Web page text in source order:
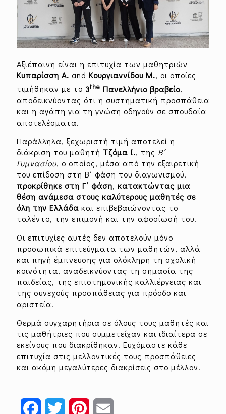
Αξιέπαινη είναι η επιτυχία των μαθητριών
Κυπαρίσση Α. and Κουργιαννίδου Μ., οι οποίες
τιμήθηκαν με το 3the Πανελλήνιο βραβείο,
αποδεικνύοντας ότι η συστηματική προσπάθεια
και η αγάπη για τη γνώση οδηγούν σε σπουδαία
αποτελέσματα.
Παράλληλα, ξεχωριστή τιμή αποτελεί η
διάκριση του μαθητή Τζόμα Ι., της Β΄
Γυμνασίου, ο οποίος, μέσα από την εξαιρετική
του επίδοση στη Β΄ φάση του διαγωνισμού,
προκρίθηκε στη Γ΄ φάση, κατακτώντας μια
θέση ανάμεσα στους καλύτερους μαθητές σε
όλη την Ελλάδα και επιβεβαιώνοντας το
ταλέντο, την επιμονή και την αφοσίωσή του.
Οι επιτυχίες αυτές δεν αποτελούν μόνο
προσωπικά επιτεύγματα των μαθητών, αλλά
και πηγή έμπνευσης για ολόκληρη τη σχολική
κοινότητα, αναδεικνύοντας τη σημασία της
παιδείας, της επιστημονικής καλλιέργειας και
της συνεχούς προσπάθειας για πρόοδο και
αριστεία.
Θερμά συγχαρητήρια σε όλους τους μαθητές και
τις μαθήτριες που συμμετείχαν και ιδιαίτερα σε
εκείνους που διακρίθηκαν. Ευχόμαστε κάθε
επιτυχία στις μελλοντικές τους προσπάθειες
και ακόμη μεγαλύτερες διακρίσεις στο μέλλον.
FacebookTwitter Pinterest